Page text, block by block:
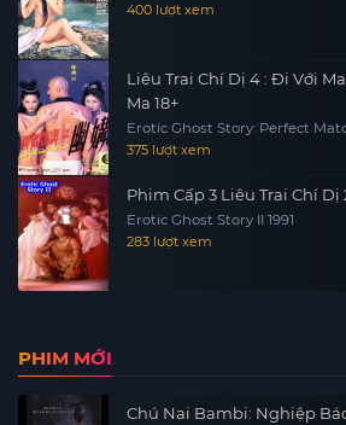
400 lượt xem
Liêu Trai Chí Dị 4 : Đi Với
Ma 18+
Erotic Ghost Story: Perfect
375 lượt xem
Phim Cấp 3 Liêu Trai Chí Dị
Erotic Ghost Story II 1991
283 lượt xem
PHIM MỚI
Chú Nai Bambi: Nghiệp